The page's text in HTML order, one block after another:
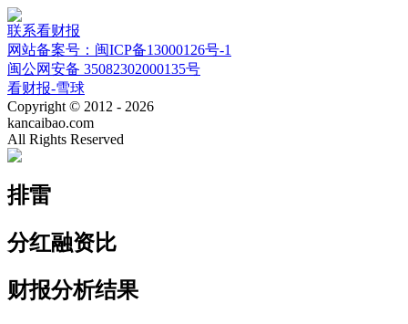
联系看财报
网站备案号：闽ICP备13000126号-1
闽公网安备 35082302000135号
看财报-雪球
Copyright © 2012 - 2026
kancaibao.com
All Rights Reserved
排雷
分红融资比
财报分析结果